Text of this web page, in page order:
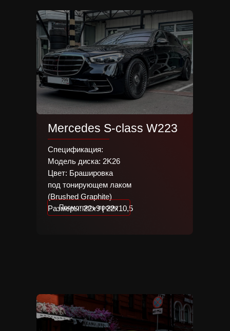
Mercedes S-class W223
Спецификация:
Модель диска: 2K26
Цвет: Брашировка
под тонирующем лаком
(Brushed Graphite)
Размеры: 22х9 | 22х10,5
Посмотреть проект